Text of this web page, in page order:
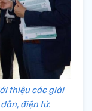
thiệu các giải
điện tử.